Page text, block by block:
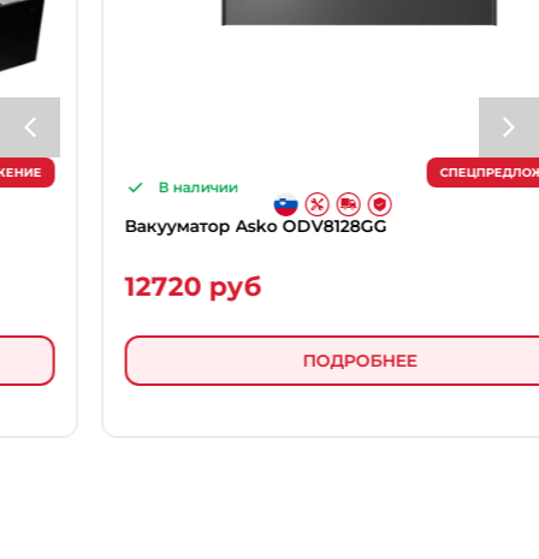
В наличии
СПЕЦПРЕДЛОЖЕНИЕ
Вакууматор Asko ODV8128GG
12720 руб
ПОДРОБНЕЕ